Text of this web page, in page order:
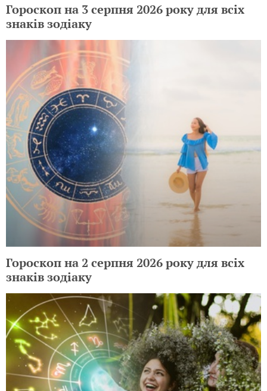
Гороскоп на 3 серпня 2026 року для всіх
знаків зодіаку
Гороскоп на 2 серпня 2026 року для всіх
знаків зодіаку